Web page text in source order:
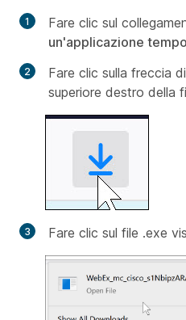
Fare clic sul
un'applicazione
Fare clic sulla freccia
superiore destro della
Fare clic sul file .exe